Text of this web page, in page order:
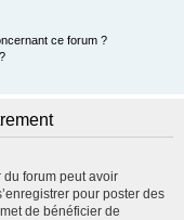
ce forum ?
du forum peut avoir
pour poster des
de bénéficier de